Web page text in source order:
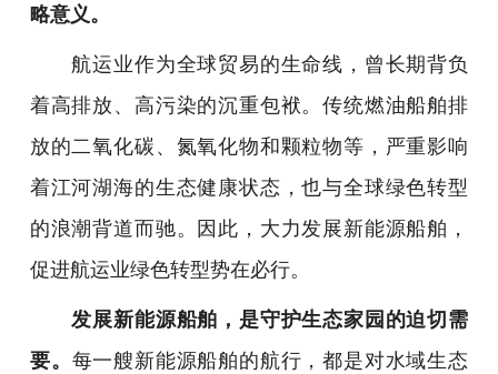
略意义。
航运业作为全球贸易的生命线，曾长期背负
着高排放、高污染的沉重包袱。传统燃油船舶排
放的二氧化碳、氮氧化物和颗粒物等，严重影响
着江河湖海的生态健康状态，也与全球绿色转型
的浪潮背道而驰。因此，大力发展新能源船舶，
促进航运业绿色转型势在必行。
发展新能源船舶，是守护生态家园的迫切需
要。 每一艘新能源船舶的航行，都是对水域生态